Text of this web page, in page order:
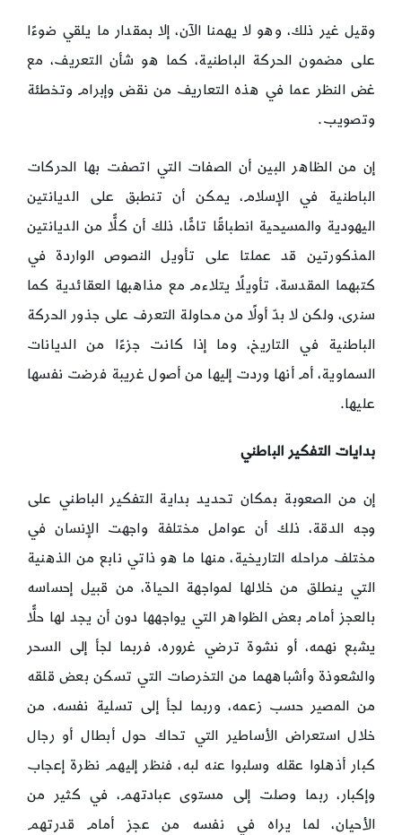
وقيل غير ذلك، وهو لا يهمنا الآن، إلا بمقدار ما يلقي ضوءًا
على مضمون الحركة الباطنية، كما هو شأن التعريف، مع
غض النظر عما في هذه التعاريف من نقض وإبرام وتخطئة
وتصويب.
إن من الظاهر البين أن الصفات التي اتصفت بها الحركات
الباطنية في الإسلام، يمكن أن تنطبق على الديانتين
اليهودية والمسيحية انطباقًا تامًّا، ذلك أن كلًّا من الديانتين
المذكورتين قد عملتا على تأويل النصوص الواردة في
كتبهما المقدسة، تأويلًا يتلاءم مع مذاهبها العقائدية كما
سنرى، ولكن لا بدّ أولًا من محاولة التعرف على جذور الحركة
الباطنية في التاريخ، وما إذا كانت جزءًا من الديانات
السماوية، أم أنها وردت إليها من أصول غريبة فرضت نفسها
عليها.
بدايات التفكير الباطني
إن من الصعوبة بمكان تحديد بداية التفكير الباطني على
وجه الدقة، ذلك أن عوامل مختلفة واجهت الإنسان في
مختلف مراحله التاريخية، منها ما هو ذاتي نابع من الذهنية
التي ينطلق من خلالها لمواجهة الحياة، من قبيل إحساسه
بالعجز أمام بعض الظواهر التي يواجهها دون أن يجد لها حلًّا
يشبع نهمه، أو نشوة ترضي غروره، فربما لجأ إلى السحر
والشعوذة وأشباههما من التخرصات التي تسكن بعض قلقه
من المصير حسب زعمه، وربما لجأ إلى تسلية نفسه، من
خلال استعراض الأساطير التي تحاك حول أبطال أو رجال
كبار أذهلوا عقله وسلبوا عنه لبه، فنظر إليهم نظرة إعجاب
وإكبار، ربما وصلت إلى مستوى عبادتهم، في كثير من
الأحيان، لما يراه في نفسه من عجز أمام قدرتهم